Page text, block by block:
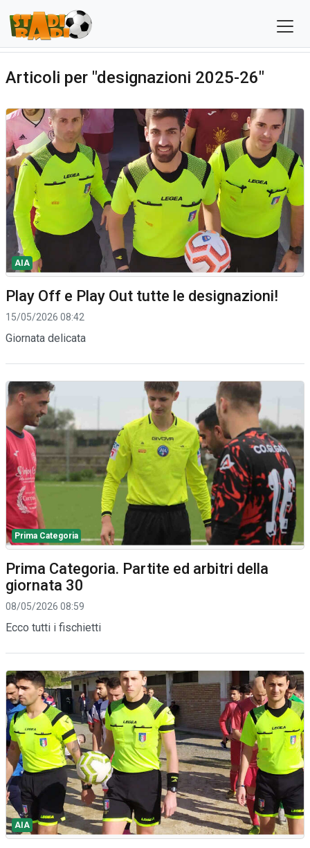
Articoli per "designazioni 2025-26"
AIA
Play Off e Play Out tutte le designazioni!
15/05/2026 08:42
Giornata delicata
Prima Categoria
Prima Categoria. Partite ed arbitri della
giornata 30
08/05/2026 08:59
Ecco tutti i fischietti
AIA